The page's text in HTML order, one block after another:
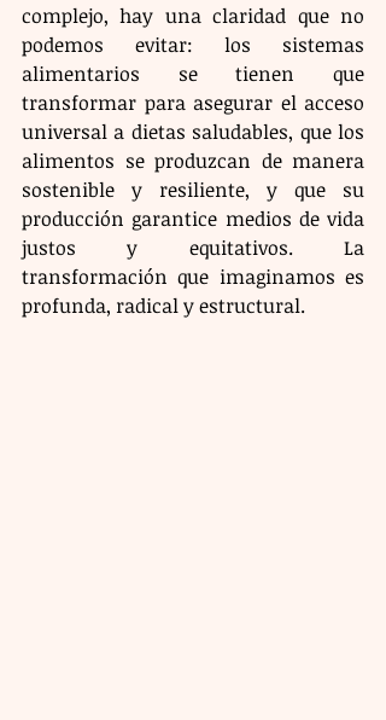
complejo, hay una claridad que no
podemos evitar: los sistemas
alimentarios se tienen que
transformar para asegurar el acceso
universal a dietas saludables, que los
alimentos se produzcan de manera
sostenible y resiliente, y que su
producción garantice medios de vida
justos y equitativos. La
transformación que imaginamos es
profunda, radical y estructural.